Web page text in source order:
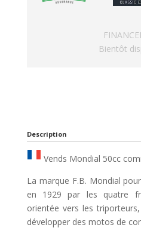
Bientôt
Description
Vends Mondial 50cc
La marque F.B. Mondial
en 1929 par les quatre
orientée vers les
développer des motos de